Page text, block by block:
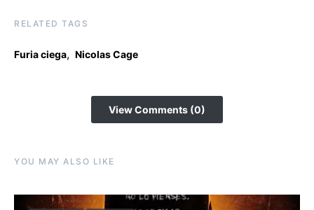
RELATED TAGS
Furia ciega, Nicolas Cage
View Comments (0)
YOU MAY ALSO LIKE